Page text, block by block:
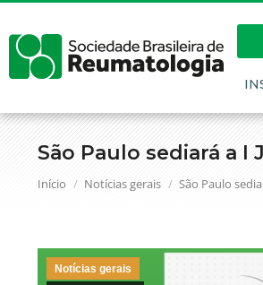
São Paulo sediará a
Você está aqui:
Início Notícias gerais São Paulo
Notícias gerais